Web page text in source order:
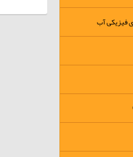
فیزیکی آب